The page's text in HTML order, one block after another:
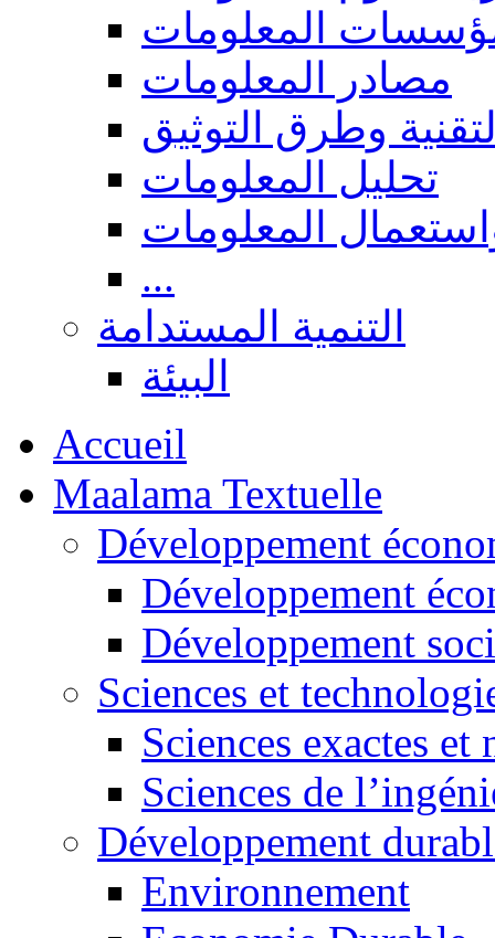
المعلومات
مصادر المعلومات
وطرق التوثيق
تحليل المعلومات
المعلومات
...
التنمية المستدامة
البيئة
Accueil
Maalama Textuelle
Développement
Développement
Développement
Sciences et
Sciences exactes et
Sciences de
Développement
Environnement